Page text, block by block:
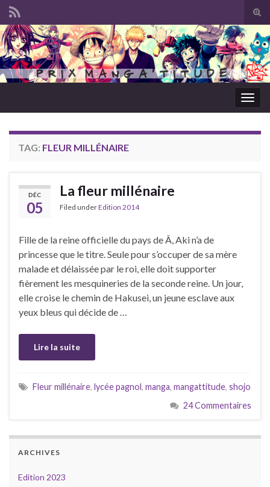
Search for:
TAG: FLEUR MILLÉNAIRE
DÉC
05
La fleur millénaire
Filed underEdition 2014
Fille de la reine officielle du pays de Â, Aki n’a de
princesse que le titre. Seule pour s’occuper de sa mère
malade et délaissée par le roi, elle doit supporter
fièrement les mesquineries de la seconde reine. Un jour,
elle croise le chemin de Hakusei, un jeune esclave aux
yeux bleus qui décide de …
Lire la suite
Fleur millénaire, lycée pagnol, manga, mangattitude, shojo
24 Commentaires
ARCHIVES
Edition 2023